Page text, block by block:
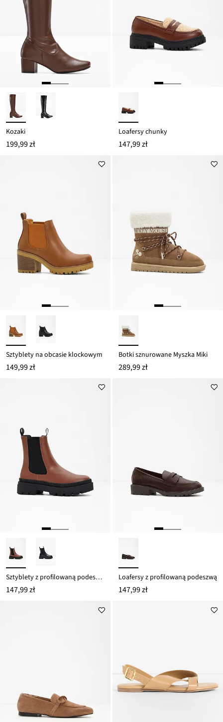
Kozaki
199,99 zł
Loafersy chunky
147,99 zł
Sztyblety na obcasie klockowym
149,99 zł
Botki sznurowane Myszka Miki
289,99 zł
Sztyblety z profilowaną podeszwą
147,99 zł
Loafersy z profilowaną podeszwą
147,99 zł